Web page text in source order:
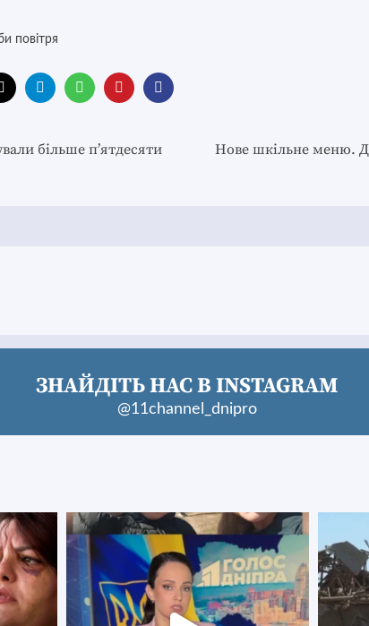
повітря
більше п’ятдесяти
Нове шкільне меню.
ЗНАЙДІТЬ НАС В INSTAGRAM
@11channel_dnipro